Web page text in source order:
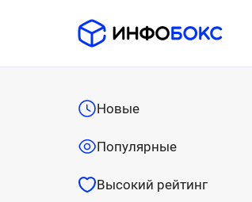
Новые
Популярные
Высокий рейтинг